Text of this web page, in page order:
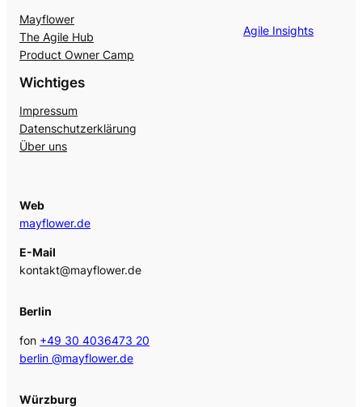
Mayflower
The Agile Hub
Product Owner Camp
Agile Insights
Wichtiges
Impressum
Datenschutzerklärung
Über uns
Web
mayflower.de
E-Mail
kontakt@mayflower.de
Berlin
fon +49 30 4036473 20
berlin @mayflower.de
Würzburg